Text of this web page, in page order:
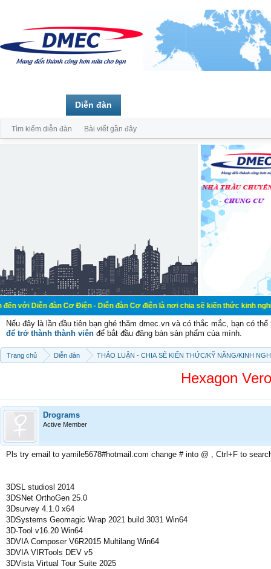
đàn Cơ Điện - Diễn đàn Cơ điện là nơi chia sẽ kiến thức kinh nghiệm
Nếu đây là lần đầu tiên bạn ghé thăm dmec.vn và có thắc mắc, bạn có
để trở thành thành viên để bắt đầu đăng bán sản phẩm của mình.
Trang chủ Diễn đàn THẢO LUẬN - CHIA SẼ KIẾN THỨC/KỸ NĂNG/KINH
Hexagon
Drograms
Active Member
Pls try email to yamile5678#hotmail.com change # into @ , Ctrl+F to
3DSL studiosl 2014
3DSNet OrthoGen 25.0
3Dsurvey 4.1.0 x64
3DSystems Geomagic Wrap 2021 build 3031 Win64
3D-Tool v16.20 Win64
3DVIA Composer V6R2015 Multilang Win64
3DVIA VIRTools DEV v5
3DVista Virtual Tour Suite 2025
Diễn đàn
Tìm kiếm diễn đàn Bài viết gần đây